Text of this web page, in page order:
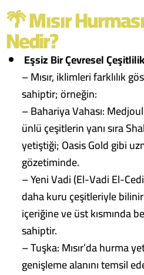
🌴 Mısır
Nedir?
Eşsiz Bir Çevresel Çeşitlilik
– Mısır, iklimleri farklılık
sahiptir; örneğin:
– Bahariya Vahası:
ünlü çeşitlerin yanı sıra
yetiştiği; Oasis Gold gibi
gözetiminde.
– Yeni Vadi (El-Vadi El-
daha kuru çeşitleriyle
içeriğine ve üst kısmında
sahiptir.
– Tuşka: Mısır’da hurma
genişleme alanını temsil